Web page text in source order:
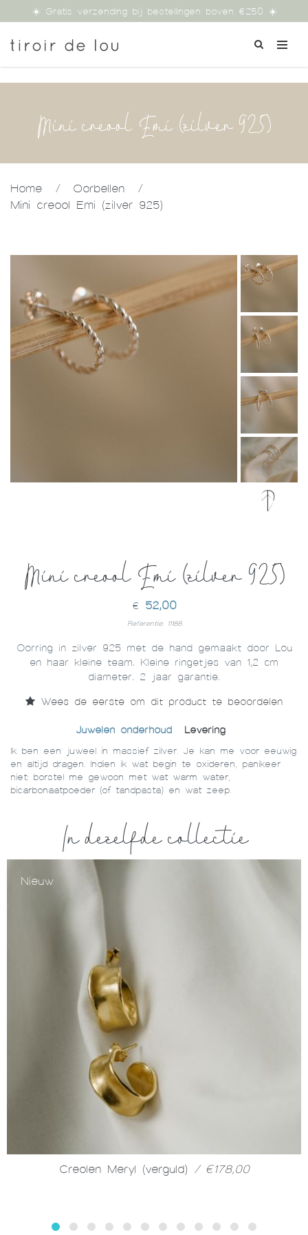
☀️ Gratis verzending bij bestellingen boven €250 ☀️
Mini creool Emi (zilver 925)
Home / Oorbellen
/
Mini creool Emi (zilver 925)
Mini creool Emi (zilver 925)
€ 52,00
Referentie: 11188
Oorring in zilver 925 met de hand gemaakt door Lou
en haar kleine team. Kleine ringetjes van 1,2 cm
diameter. 2 jaar garantie.
Wees de eerste om dit product te beoordelen
Juwelen onderhoud Levering
Ik ben een juweel in massief zilver. Je kan me voor eeuwig
en altijd dragen. Indien ik wat begin te oxideren, panikeer
niet: borstel me gewoon met wat warm water,
bicarbonaatpoeder (of tandpasta) en wat zeep.
In dezelfde collectie
Nieuw
Creolen Meryl (verguld) / €178,00